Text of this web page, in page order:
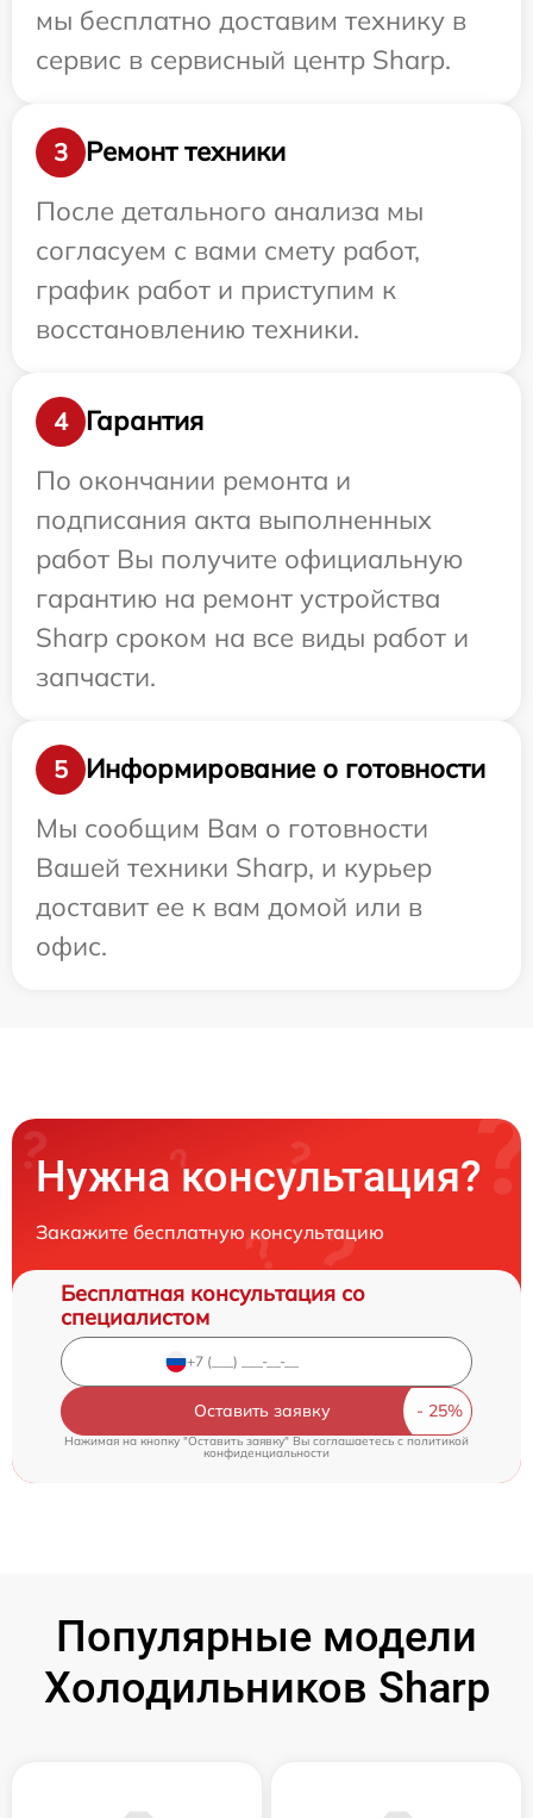
мы бесплатно доставим технику в
сервис в сервисный центр Sharp.
3
Ремонт техники
После детального анализа мы
согласуем с вами смету работ,
график работ и приступим к
восстановлению техники.
4
Гарантия
По окончании ремонта и
подписания акта выполненных
работ Вы получите официальную
гарантию на ремонт устройства
Sharp сроком на все виды работ и
запчасти.
5
Информирование о готовности
Мы сообщим Вам о готовности
Вашей техники Sharp, и курьер
доставит ее к вам домой или в
офис.
Нужна консультация?
Закажите бесплатную консультацию
Бесплатная консультация со
специалистом
Оставить заявку
Нажимая на кнопку "Оставить заявку" Вы соглашаетесь cполитикой
конфиденциальности
Популярные модели
Холодильников Sharp